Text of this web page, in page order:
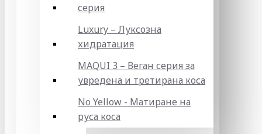
серия
Luxury – Луксозна
хидратация
MAQUI 3 – Веган серия за
увредена и третирана коса
No Yellow - Матиране на
руса коса